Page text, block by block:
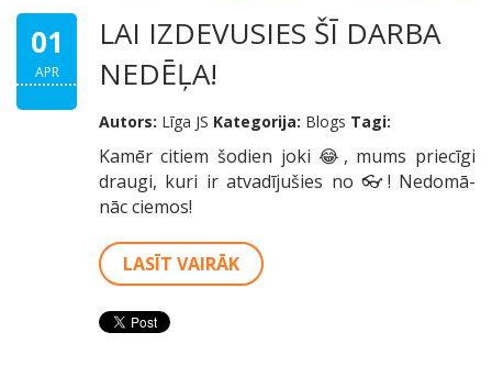
01
APR
LAI IZDEVUSIES ŠĪ DARBA
NEDĒĻA!
Autors: Līga JS Kategorija: Blogs Tagi:
Kamēr citiem šodien joki 😂, mums priecīgi
draugi, kuri ir atvadījušies no 👓! Nedomā-
nāc ciemos!
LASĪT VAIRĀK